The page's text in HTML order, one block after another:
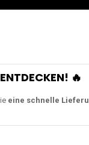
🔥
eine schnelle